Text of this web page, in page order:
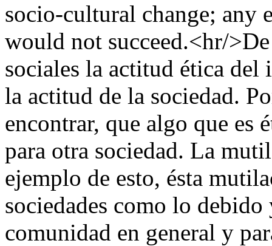
socio-cultural change; any
would not succeed.<hr/
sociales la actitud ética
la actitud de la sociedad.
encontrar, que algo que es
para otra sociedad. La
ejemplo de esto, ésta
sociedades como lo
comunidad en general y